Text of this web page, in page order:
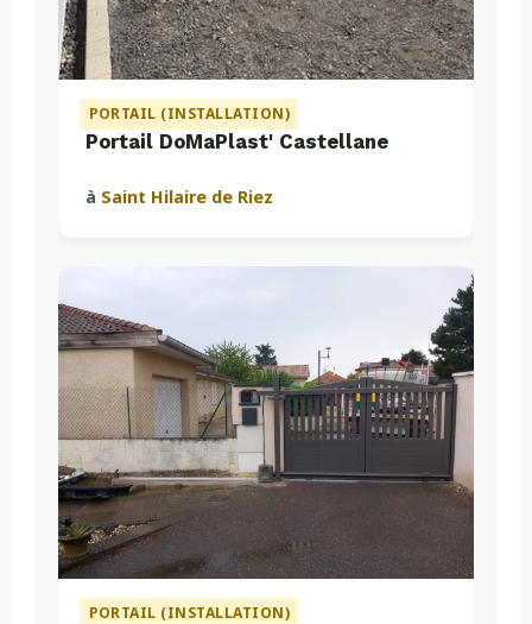
PORTAIL (INSTALLATION)
Portail DoMaPlast' Castellane
à Saint Hilaire de Riez
PORTAIL (INSTALLATION)